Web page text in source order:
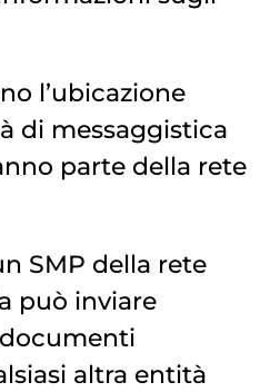
l’ubicazione
di messaggistica
parte della rete
SMP della rete
può inviare
altra entità